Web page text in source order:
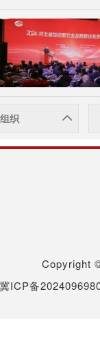
织
Copyright
冀ICP备